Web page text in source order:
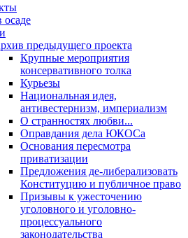
осаде
предыдущего проекта
Крупные мероприятия
консервативного толка
Курьезы
Национальная идея,
антивестернизм, империализм
О странностях любви...
Оправдания дела ЮКОСа
Основания пересмотра
приватизации
Предложения де-либерализовать
Конституцию и публичное право
Призывы к ужесточению
уголовного и уголовно-
процессуального
законодательства